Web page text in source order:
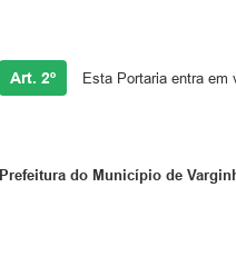
Art. 2º Esta Portaria entra em
Prefeitura do Município de